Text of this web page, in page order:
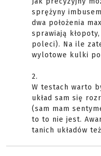
sprężyny
dwa położenia
sprawiają
poleci). Na ile
wylotowe kulki
2.
W testach warto
układ sam się
(sam mam
to to nie jest.
tanich układów